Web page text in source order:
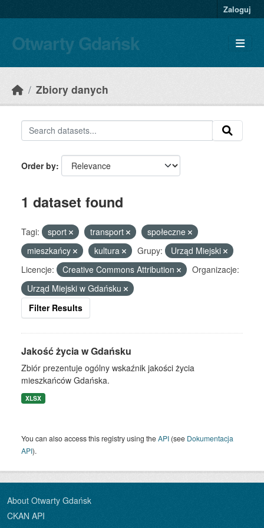
Zaloguj
Otwarty Gdańsk
Zbiory danych
Order by
1 dataset found
Tagi: sport transport
społeczne
mieszkańcy
kultura Grupy:
Urząd Miejski
Licencje:
Creative Commons Attribution
Organizacje:
Urząd Miejski w Gdańsku
Filter Results
Jakość życia w Gdańsku
Zbiór prezentuje ogólny wskaźnik jakości życia
mieszkańców Gdańska.
XLSX
You can also access this registry using theAPI (see Dokumentacja
API).
About Otwarty Gdańsk
CKAN API